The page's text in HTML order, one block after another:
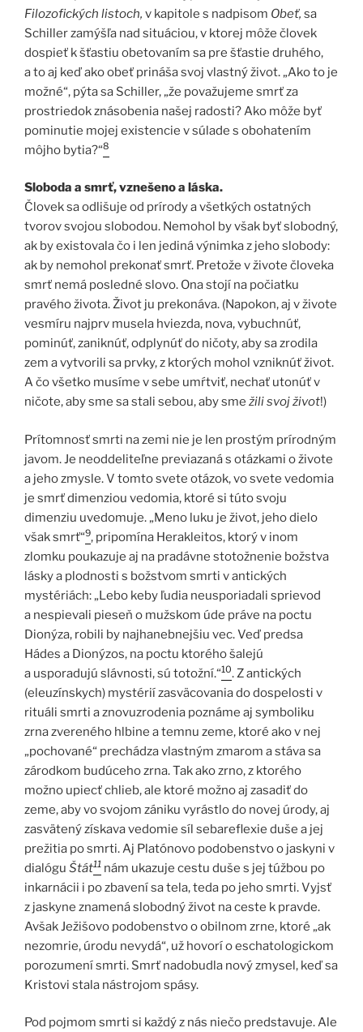
Filozofických listoch, v kapitole s nadpisom Obeť, sa
Schiller zamýšľa nad situáciou, v ktorej môže človek
dospieť k šťastiu obetovaním sa pre šťastie druhého,
a to aj keď ako obeť prináša svoj vlastný život. „Ako to je
možné“, pýta sa Schiller, „že považujeme smrť za
prostriedok znásobenia našej radosti? Ako môže byť
pominutie mojej existencie v súlade s obohatením
môjho bytia?“8
Sloboda a smrť, vznešeno a láska.
Človek sa odlišuje od prírody a všetkých ostatných
tvorov svojou slobodou. Nemohol by však byť slobodný,
ak by existovala čo i len jediná výnimka z jeho slobody:
ak by nemohol prekonať smrť. Pretože v živote človeka
smrť nemá posledné slovo. Ona stojí na počiatku
pravého života. Život ju prekonáva. (Napokon, aj v živote
vesmíru najprv musela hviezda, nova, vybuchnúť,
pominúť, zaniknúť, odplynúť do ničoty, aby sa zrodila
zem a vytvorili sa prvky, z ktorých mohol vzniknúť život.
A čo všetko musíme v sebe umŕtviť, nechať utonúť v
ničote, aby sme sa stali sebou, aby sme žili svoj život!)
Prítomnosť smrti na zemi nie je len prostým prírodným
javom. Je neoddeliteľne previazaná s otázkami o živote
a jeho zmysle. V tomto svete otázok, vo svete vedomia
je smrť dimenziou vedomia, ktoré si túto svoju
dimenziu uvedomuje. „Meno luku je život, jeho dielo
však smrť“9, pripomína Herakleitos, ktorý v inom
zlomku poukazuje aj na pradávne stotožnenie božstva
lásky a plodnosti s božstvom smrti v antických
mystériách: „Lebo keby ľudia neusporiadali sprievod
a nespievali pieseň o mužskom úde práve na poctu
Dionýza, robili by najhanebnejšiu vec. Veď predsa
Hádes a Dionýzos, na poctu ktorého šalejú
a usporadujú slávnosti, sú totožní.“10. Z antických
(eleuzínskych) mystérií zasväcovania do dospelosti v
rituáli smrti a znovuzrodenia poznáme aj symboliku
zrna zvereného hlbine a temnu zeme, ktoré ako v nej
„pochované“ prechádza vlastným zmarom a stáva sa
zárodkom budúceho zrna. Tak ako zrno, z ktorého
možno upiecť chlieb, ale ktoré možno aj zasadiť do
zeme, aby vo svojom zániku vyrástlo do novej úrody, aj
zasvätený získava vedomie síl sebareflexie duše a jej
prežitia po smrti. Aj Platónovo podobenstvo o jaskyni v
dialógu Štát11 nám ukazuje cestu duše s jej túžbou po
inkarnácii i po zbavení sa tela, teda po jeho smrti. Vyjsť
z jaskyne znamená slobodný život na ceste k pravde.
Avšak Ježišovo podobenstvo o obilnom zrne, ktoré „ak
nezomrie, úrodu nevydá“, už hovorí o eschatologickom
porozumení smrti. Smrť nadobudla nový zmysel, keď sa
Kristovi stala nástrojom spásy.
Pod pojmom smrti si každý z nás niečo predstavuje. Ale